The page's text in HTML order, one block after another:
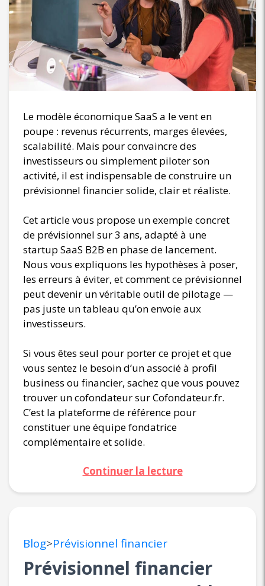
Le modèle économique SaaS a le vent en
poupe : revenus récurrents, marges élevées,
scalabilité. Mais pour convaincre des
investisseurs ou simplement piloter son
activité, il est indispensable de construire un
prévisionnel financier solide, clair et réaliste.
Cet article vous propose un exemple concret
de prévisionnel sur 3 ans, adapté à une
startup SaaS B2B en phase de lancement.
Nous vous expliquons les hypothèses à poser,
les erreurs à éviter, et comment ce prévisionnel
peut devenir un véritable outil de pilotage —
pas juste un tableau qu’on envoie aux
investisseurs.
Si vous êtes seul pour porter ce projet et que
vous sentez le besoin d’un associé à profil
business ou financier, sachez que vous pouvez
trouver un cofondateur sur Cofondateur.fr.
C’est la plateforme de référence pour
constituer une équipe fondatrice
complémentaire et solide.
Continuer la lecture
Blog>Prévisionnel financier
Prévisionnel financier